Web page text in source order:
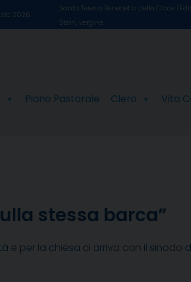
2026
Santa Teresa Benedetta della Croce
Stein, vergine
Piano Pastorale Clero Vita
stessa barca”
e per la chiesa ci arriva con il sinodo